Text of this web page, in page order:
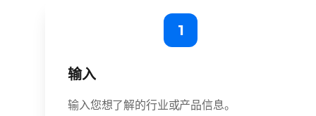
1
输入
输入您想了解的行业或产品信息。